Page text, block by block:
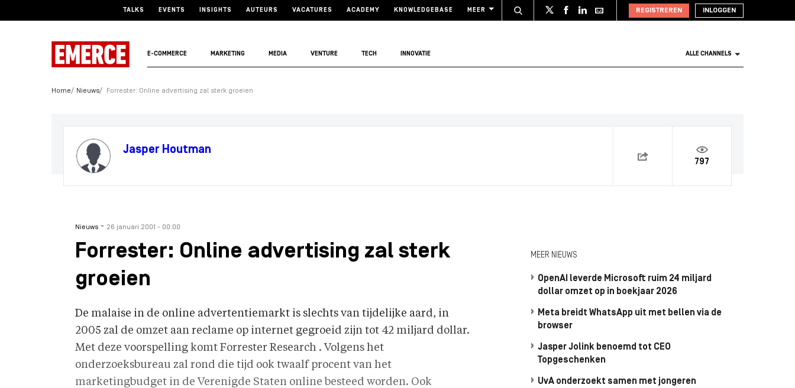
TALKS EVENTS INSIGHTS AUTEURS VACATURES ACADEMY KNOWLEDGEBASE MEER REGISTREREN INLOGGEN
E-COMMERCE MARKETING MEDIA VENTURE TECH INNOVATIE ALLE CHANNELS
Home Nieuws Forrester: Online advertising zal sterk groeien
Jasper Houtman
797
Nieuws - 26 januari 2001 - 00:00
Forrester: Online advertising zal sterk
groeien
De malaise in de online advertentiemarkt is slechts van tijdelijke aard, in
2005 zal de omzet aan reclame op internet gegroeid zijn tot 42 miljard dollar.
Met deze voorspelling komt Forrester Research . Volgens het
onderzoeksbureau zal rond die tijd ook twaalf procent van het
marketingbudget in de Verenigde Staten online besteed worden. Ook
MEER NIEUWS
OpenAI leverde Microsoft ruim 24 miljard
dollar omzet op in boekjaar 2026
Meta breidt WhatsApp uit met bellen via de
browser
Jasper Jolink benoemd tot CEO
Topgeschenken
UvA onderzoekt samen met jongeren